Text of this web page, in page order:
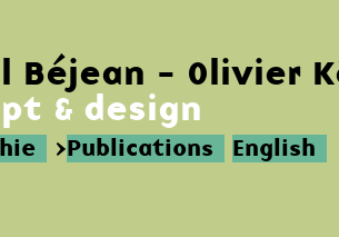
Béjean - Olivier
& design
>Publications English